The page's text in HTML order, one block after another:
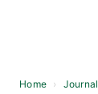
Home › Journal